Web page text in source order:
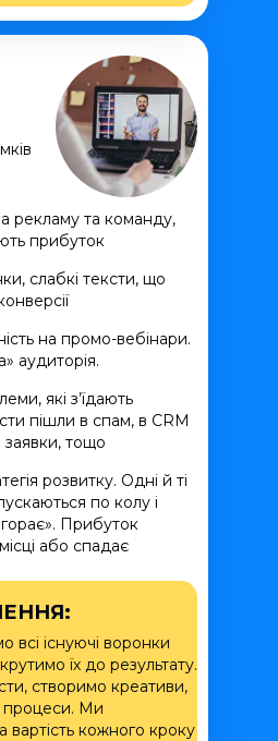
всі існуючі воронки
їх до результату.
створимо креативи,
процеси. Ми
вартість кожного кроку
рекламу та команду,
прибуток
слабкі тексти, що
на промо-вебінари.
аудиторія.
які з’їдають
пішли в спам, в CRM
тощо
розвитку. Одні й ті
по колу і
Прибуток
або спадає